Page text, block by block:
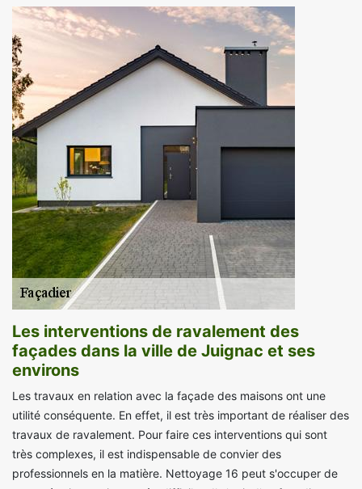
Les interventions de ravalement des
façades dans la ville de Juignac et ses
environs
Les travaux en relation avec la façade des maisons ont une
utilité conséquente. En effet, il est très important de réaliser des
travaux de ravalement. Pour faire ces interventions qui sont
très complexes, il est indispensable de convier des
professionnels en la matière. Nettoyage 16 peut s'occuper de